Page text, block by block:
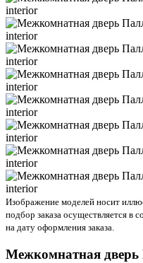
Изображение моделей носит
подбор заказа осуществляется в
на дату оформления заказа.
Межкомнатная дверь